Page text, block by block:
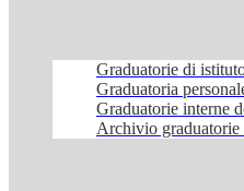
Graduatorie di
Graduatoria
Graduatorie interne
Archivio graduatorie